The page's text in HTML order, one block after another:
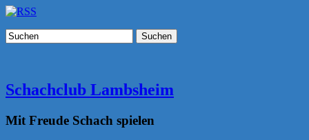
Suchen
Schachclub Lambsheim
Mit Freude Schach spielen